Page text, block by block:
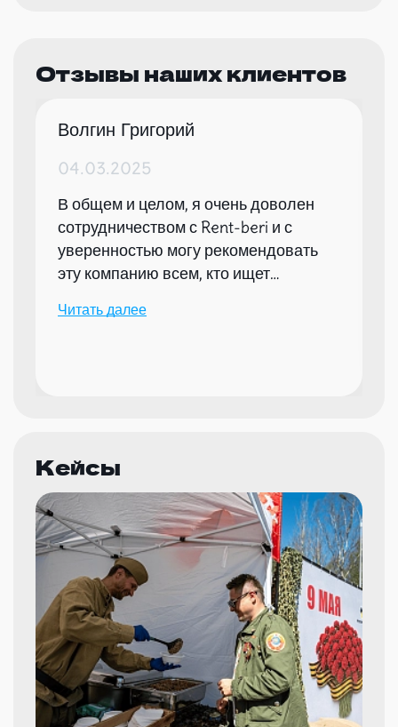
Отзывы наших клиентов
Волгин Григорий
04.03.2025
В общем и целом, я очень доволен
сотрудничеством с Rent-beri и с
уверенностью могу рекомендовать
эту компанию всем, кто ищет
мероприятий.
Читать далее
Кейсы